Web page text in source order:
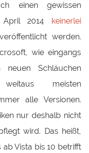
einen gewissen
April 2014
keinerlei
werden.
wie eingangs
Schläuchen
meisten
alle Versionen.
nur deshalb nicht
wird. Das heißt,
Vista bis 10 betrifft